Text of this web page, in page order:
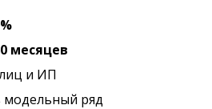
месяцев
и ИП
модельный ряд